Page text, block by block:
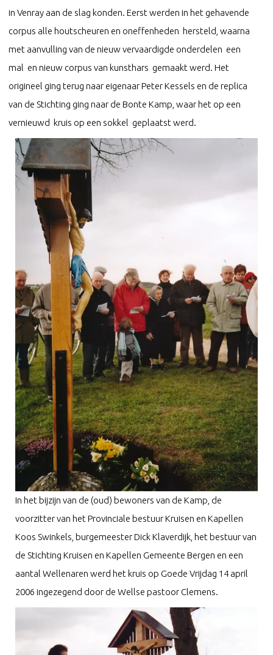
in Venray aan de slag konden. Eerst werden in het gehavende
corpus alle houtscheuren en oneffenheden hersteld, waarna
met aanvulling van de nieuw vervaardigde onderdelen een
mal en nieuw corpus van kunsthars gemaakt werd. Het
origineel ging terug naar eigenaar Peter Kessels en de replica
van de Stichting ging naar de Bonte Kamp, waar het op een
vernieuwd kruis op een sokkel geplaatst werd.
In het bijzijn van de (oud) bewoners van de Kamp, de
voorzitter van het Provinciale bestuur Kruisen en Kapellen
Koos Swinkels, burgemeester Dick Klaverdijk, het bestuur van
de Stichting Kruisen en Kapellen Gemeente Bergen en een
aantal Wellenaren werd het kruis op Goede Vrijdag 14 april
2006 ingezegend door de Wellse pastoor Clemens.